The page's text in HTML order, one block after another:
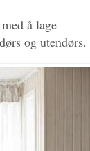
å lage
og utendørs.